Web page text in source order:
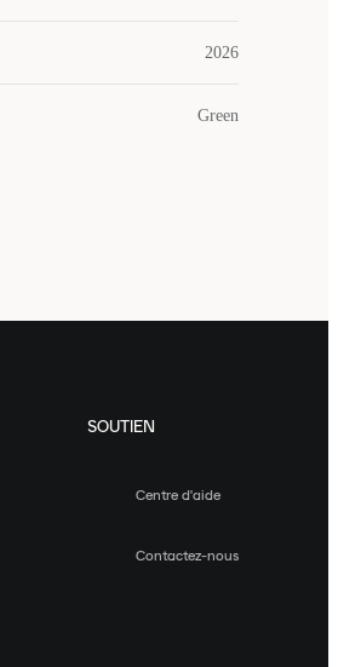
2026
Green
SOUTIEN
Centre d'aide
Contactez-nous